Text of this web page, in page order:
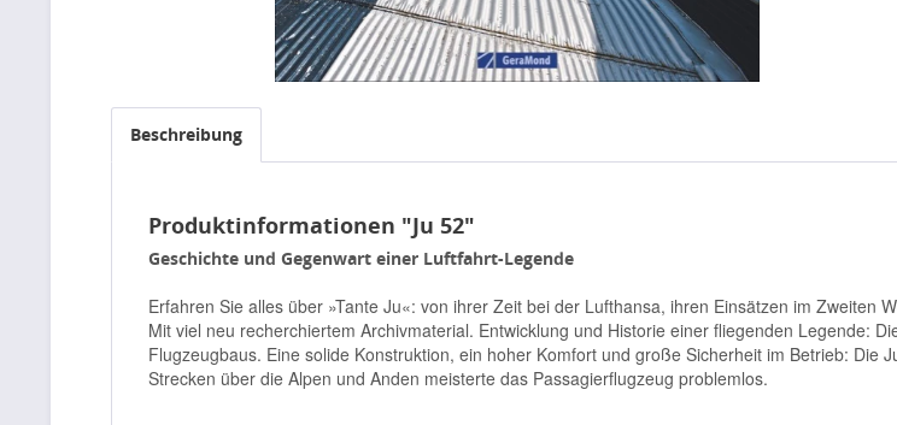
Beschreibung
Produktinformationen "Ju 52"
Geschichte und Gegenwart einer Luftfahrt-Legende
Erfahren Sie alles über »Tante Ju«: von ihrer Zeit bei der Lufthansa, ihren Einsätzen im Zweiten
Mit viel neu recherchiertem Archivmaterial. Entwicklung und Historie einer fliegenden Legende:
Flugzeugbaus. Eine solide Konstruktion, ein hoher Komfort und große Sicherheit im Betrieb:
Strecken über die Alpen und Anden meisterte das Passagierflugzeug problemlos.